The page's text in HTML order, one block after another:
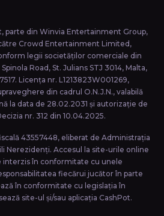
parte din Winvia Entertainment Group,
Crowd Entertainment Limited,
legii societăţilor comerciale din
Road, St. Julians STJ 3014, Malta,
Licența nr. L1213823W001269,
din cadrul O.N.J.N., valabilă
la data de 28.02.2031 și autorizație de
nr. 312 din 10.04.2025.
43557448, eliberat de Administrația
Nerezidenți. Accesul la site-urile online
interzis în conformitate cu unele
fiecărui jucător în parte
în conformitate cu legislația în
site-ul și/sau aplicația CashPot.